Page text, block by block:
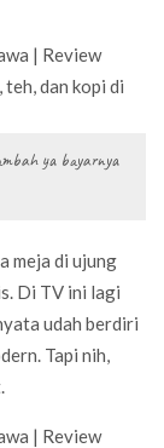
ya bayarnya
meja di ujung
Di TV ini lagi
udah berdiri
Tapi nih,